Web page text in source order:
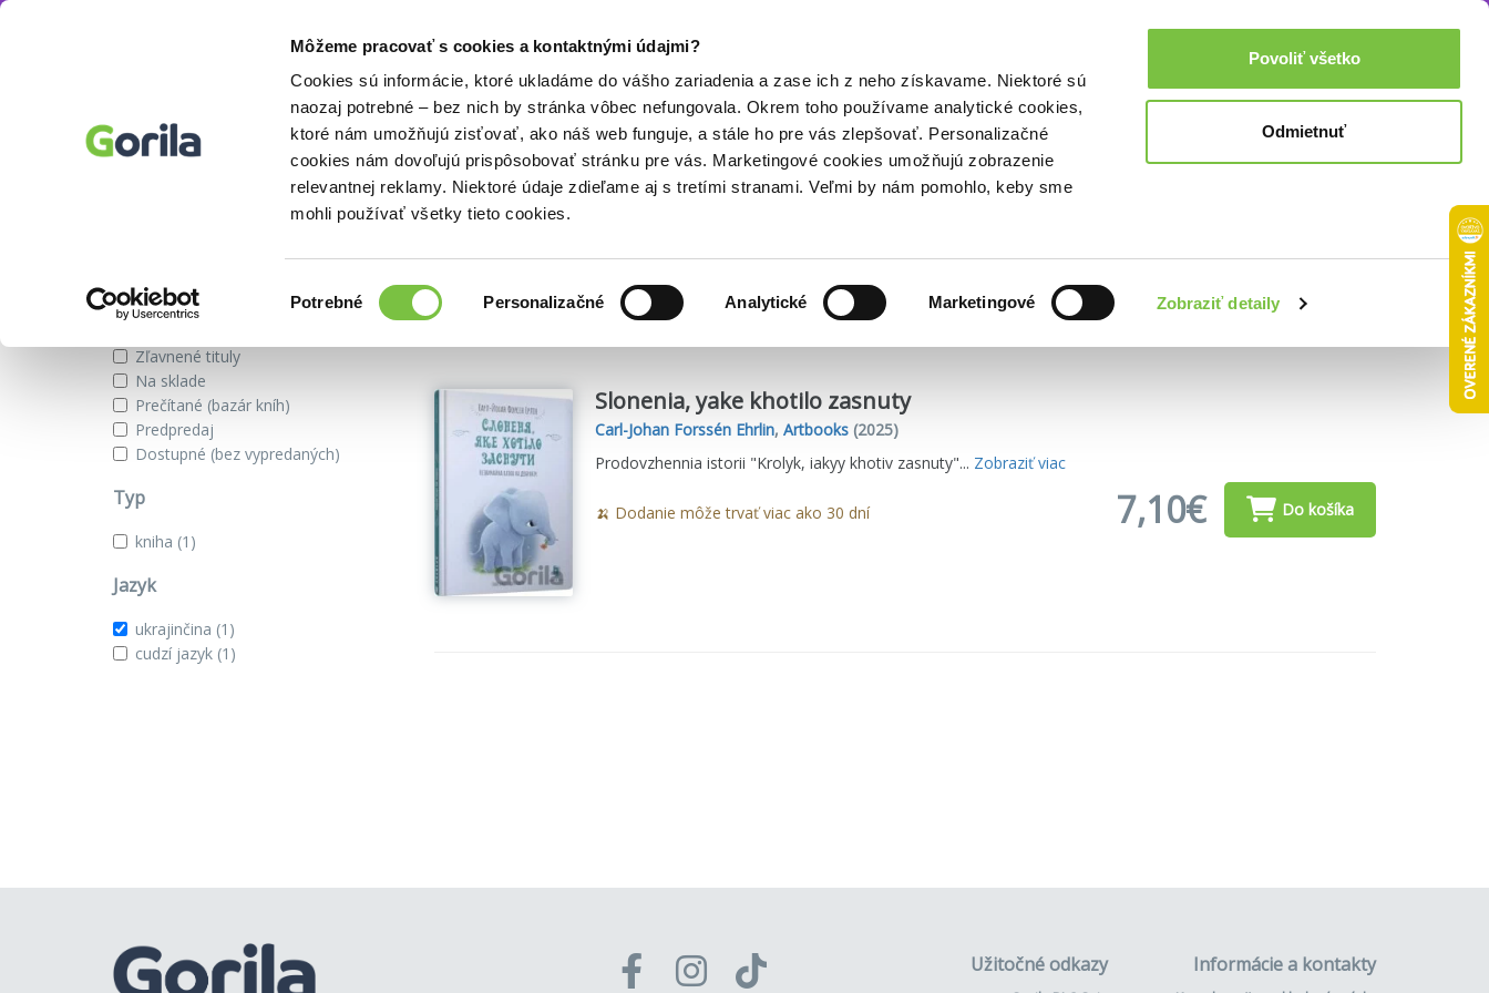
Môžeme pracovať s cookies a kontaktnými údajmi?
Cookies sú informácie, ktoré ukladáme do vášho zariadenia a zase ich z neho získavame. Niektoré sú
naozaj potrebné – bez nich by stránka vôbec nefungovala. Okrem toho používame analytické cookies,
ktoré nám umožňujú zisťovať, ako náš web funguje, a stále ho pre vás zlepšovať. Personalizačné
cookies nám dovoľujú prispôsobovať stránku pre vás. Marketingové cookies umožňujú zobrazenie
relevantnej reklamy. Niektoré údaje zdieľame aj s tretími stranami. Veľmi by nám pomohlo, keby sme
mohli používať všetky tieto cookies.
súhlasu
Potrebné Personalizačné Analytické Marketingové Zobraziť detaily
Povoliť všetko
Odmietnuť
Doplnky Prihlásenie 0,00€
Carl-Johan Forssén Ehrlin Akcie a zľavy
Knihy od autora Carl-Johan Forssén Ehrlin ukrajinčina
Zobraziť iba
Zľavnené tituly
Na sklade
Prečítané (bazár kníh)
Predpredaj
Dostupné (bez vypredaných)
Typ
kniha (1)
Jazyk
ukrajinčina (1)
cudzí jazyk (1)
Našli sme Zoradiť podľa:
Slonenia, yake khotilo zasnuty
Carl-Johan Forssén Ehrlin, Artbooks(2025)
Prodovzhennia istorii "Krolyk, iakyy khotiv zasnuty"... Zobraziť viac
🍌 Dodanie môže trvať viac ako 30 dní 7,10€ Do košíka
Užitočné odkazy Informácie a kontakty